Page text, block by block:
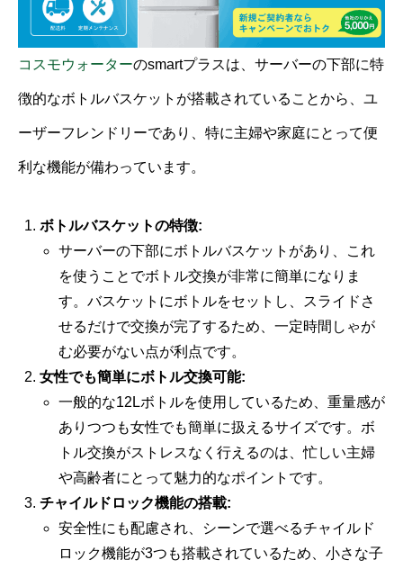
コスモウォーターのsmartプラスは、サーバーの下部に特
徴的なボトルバスケットが搭載されていることから、ユ
ーザーフレンドリーであり、特に主婦や家庭にとって便
利な機能が備わっています。
ボトルバスケットの特徴:
サーバーの下部にボトルバスケットがあり、これ
を使うことでボトル交換が非常に簡単になりま
す。バスケットにボトルをセットし、スライドさ
せるだけで交換が完了するため、一定時間しゃが
む必要がない点が利点です。
女性でも簡単にボトル交換可能:
一般的な12Lボトルを使用しているため、重量感が
ありつつも女性でも簡単に扱えるサイズです。ボ
トル交換がストレスなく行えるのは、忙しい主婦
や高齢者にとって魅力的なポイントです。
チャイルドロック機能の搭載:
安全性にも配慮され、シーンで選べるチャイルド
ロック機能が3つも搭載されているため、小さな子